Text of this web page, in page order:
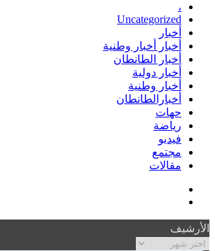
،
Uncategorized
أخبار
أخبار أخبار وطنية
أخبار الطانطان
أخبار دولية
أخبار وطنية
أخبارالطانطان
حهات
رياضة
فيديو
مجتمع
مقالات
RSS
الأرشيف
الأرشيف